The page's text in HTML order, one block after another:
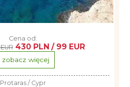
Cena od:
430 PLN / 99 EUR
zobacz więcej
Protaras / Cypr